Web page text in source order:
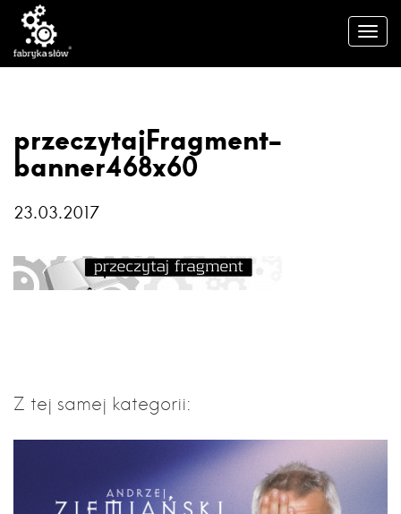
przeczytajFragment-
banner468x60
23.03.2017
Z tej samej kategorii: